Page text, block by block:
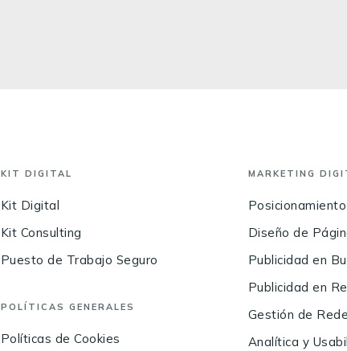
KIT DIGITAL
Kit Digital
Kit Consulting
Puesto de Trabajo Seguro
POLÍTICAS GENERALES
Políticas de Cookies
MARKETING
Posicionamiento
Diseño de
Publicidad en
Publicidad en
Gestión de
Analítica y